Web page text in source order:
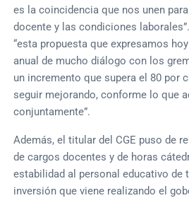
es la coincidencia que nos unen
docente y las condiciones
“esta propuesta que expresamos
anual de mucho diálogo con los
un incremento que supera el 80 por
seguir mejorando, conforme lo que
conjuntamente”.
Además, el titular del CGE puso de
de cargos docentes y de horas
estabilidad al personal educativo de
inversión que viene realizando el